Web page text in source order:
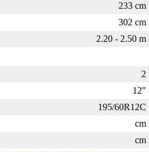
233 cm
302 cm
2.20 - 2.50 m
2
12"
195/60R12C
cm
cm